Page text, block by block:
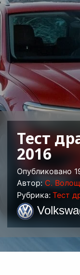
Тест
2016
Опубликовано
Автор: C.
Рубрика: Тест